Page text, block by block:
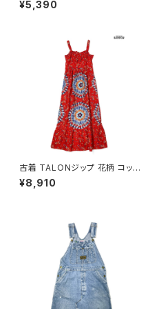
ンク ベージュ (otu2602019)
¥5,390
古着 TALONジップ 花柄 コット
ン ロング丈 キャミソール ワンピ
ース 赤 (otu2605048)
¥8,910